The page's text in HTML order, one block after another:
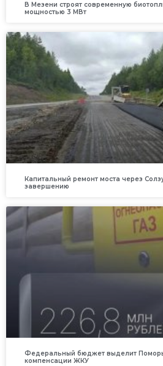
В Мезени строят современную
мощностью 3 МВт
Капитальный ремонт моста через
завершению
Федеральный бюджет выделит
компенсации ЖКУ